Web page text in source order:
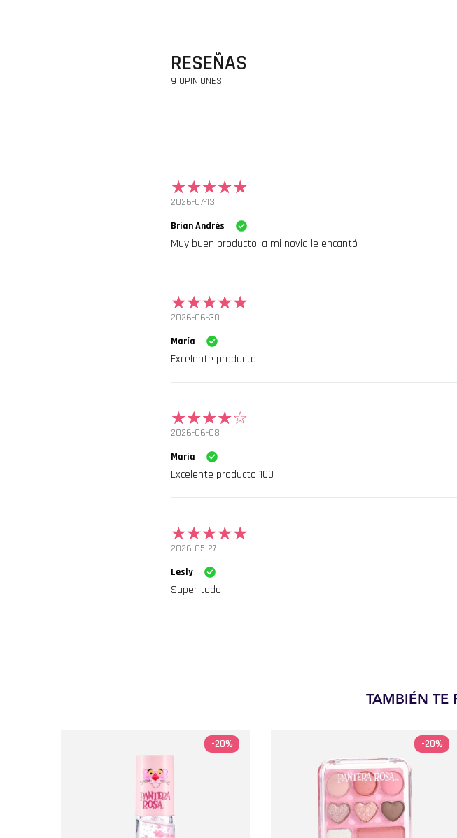
RESEÑAS
9 OPINIONES
2026-07-13
Brian Andrés
Muy buen producto, a mi novia le encantó
2026-06-30
María
Excelente producto
2026-06-08
Maria
Excelente producto 100
2026-05-27
Lesly
Super todo
TAMBIÉN TE
-20% -20%